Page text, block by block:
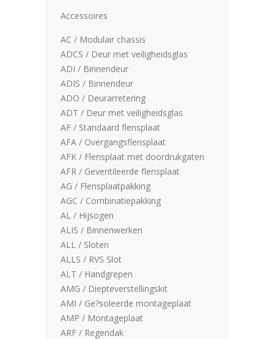
Accessoires
AC / Modulair chassis
ADCS / Deur met veiligheidsglas
ADI / Binnendeur
ADIS / Binnendeur
ADO / Deurarretering
ADT / Deur met veiligheidsglas
AF / Standaard flensplaat
AFA / Overgangsflensplaat
AFK / Flensplaat met doordrukgaten
AFR / Geventileerde flensplaat
AG / Flensplaatpakking
AGC / Combinatiepakking
AL / Hijsogen
ALIS / Binnenwerken
ALL / Sloten
ALLS / RVS Slot
ALT / Handgrepen
AMG / Diepteverstellingskit
AMI / Ge?soleerde montageplaat
AMP / Montageplaat
ARF / Regendak